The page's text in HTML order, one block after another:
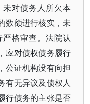
对债务人所欠本
数额进行核实，未
格审查。法院认
应对债权债务履行
公证机构没有向担
有无异议及债权人
行债务的主张是否